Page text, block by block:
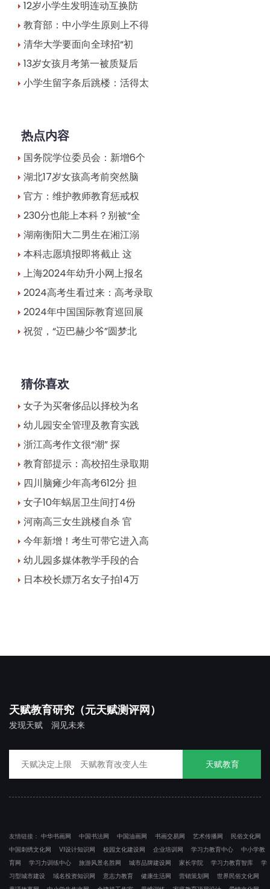
12岁小学生发明连动互换防
教育部：中小学生原则上不得
清华大学要面向全球招“初
13岁女孩月考第一被质疑后
小学生留字条后跳楼：活得太
热点内容
国务院学位委员会：新增6个
湖北17岁女孩高考前突然脑
官方：维护教师教育惩戒权
230分也能上本科？别被“全
湖南衡阳大二男生在湘江溺
本科志愿填报即将截止 这
上海2024年幼升小网上报名
2024高考生看过来：高考录取
2024年中国国际教育巡回展
祝贺，“迈巴赫少爷”圆梦北
猜你喜欢
女子为买奢侈品以择校为名
幼儿园安全管理及教育实践
浙江高考作文很“潮” 探
教育部提示：高校招生录取期
四川脑瘫少年高考612分 担
女子10年蜗居卫生间打4份
河南高三女生跳楼自杀 官
今年新增！考生可带它进入高
幼儿园多媒体教学手段的合
日本校长嫖万名女子拍14万
天赋教育研究（元天赋测评网）
发现天赋 洞见未来
天赋教育
友情链接： 中华书画网 中国书法网 中国油画网 书画交易网 艺术传播网
民俗文化网
中国刺绣文化网
VI设计知识网 校园文化建设网 企业培训网 学习力教育中心
中小学教
育网
学习力训练中心 旅游风景名胜网 城市品牌建设网 家长学院 学习力教育智库
学
习型城市建设
域名投资知识网 意志力教育 健康生活网 营销策划网
世界民俗文化网